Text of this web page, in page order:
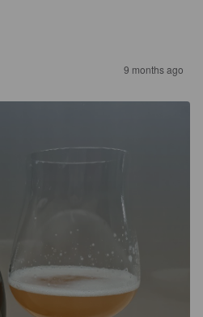
9 months ago